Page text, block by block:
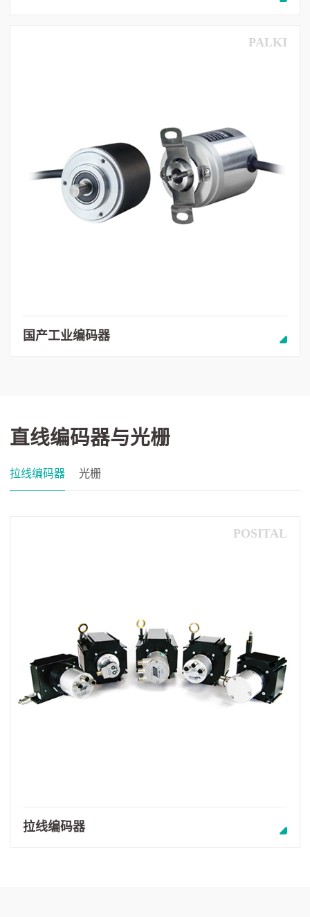
PALKI
国产工业编码器
直线编码器与光栅
拉线编码器 光栅
POSITAL
拉线编码器